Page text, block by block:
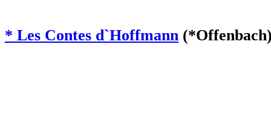
* Les Contes d`Hoffmann